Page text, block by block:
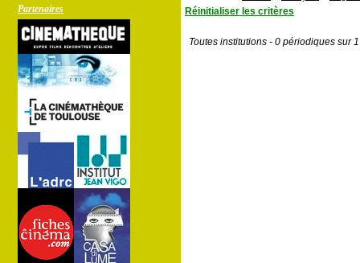
Partenaires
Réinitialiser les critères
Toutes institutions - 0 périodiques sur